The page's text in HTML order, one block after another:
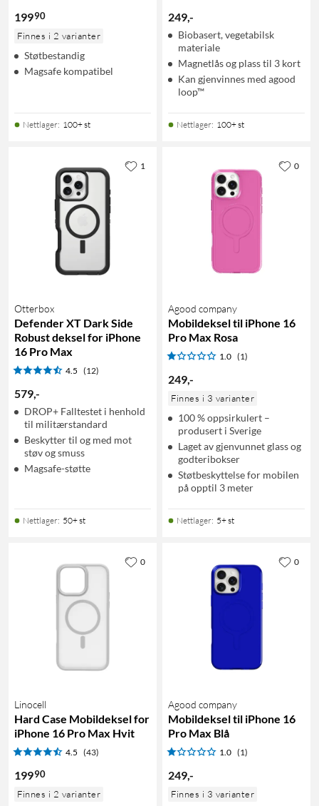
19990
Finnes i 2 varianter
Støtbestandig
Magsafe kompatibel
Nettlager: 100+ st
249,-
Biobasert, vegetabilsk
materiale
Magnetlås og plass til 3 kort
Kan gjenvinnes med agood
loop™
Nettlager: 100+ st
Otterbox
Defender XT Dark Side
Robust deksel for iPhone
16 Pro Max
4.5 (12)
579,-
DROP+ Falltestet i henhold
til militærstandard
Beskytter til og med mot
støv og smuss
Magsafe-støtte
Nettlager: 50+ st
1
Agood company
Mobildeksel til iPhone 16
Pro Max Rosa
1.0 (1)
249,-
Finnes i 3 varianter
100 % oppsirkulert –
produsert i Sverige
Laget av gjenvunnet glass og
godteribokser
Støtbeskyttelse for mobilen
på opptil 3 meter
Nettlager: 5+ st
0
Linocell
Hard Case Mobildeksel for
iPhone 16 Pro Max Hvit
4.5 (43)
19990
Finnes i 2 varianter
0
Agood company
Mobildeksel til iPhone 16
Pro Max Blå
1.0 (1)
249,-
Finnes i 3 varianter
0